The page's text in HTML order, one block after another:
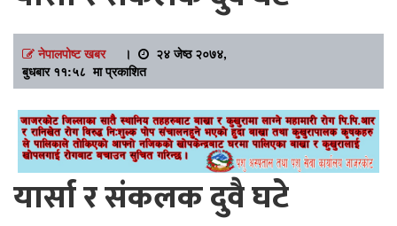
नेपालपोष्ट खबर।
२४ जेष्ठ २०७४,
बुधबार ११:५८ मा प्रकाशित
यार्सा र संकलक दुवै घटे